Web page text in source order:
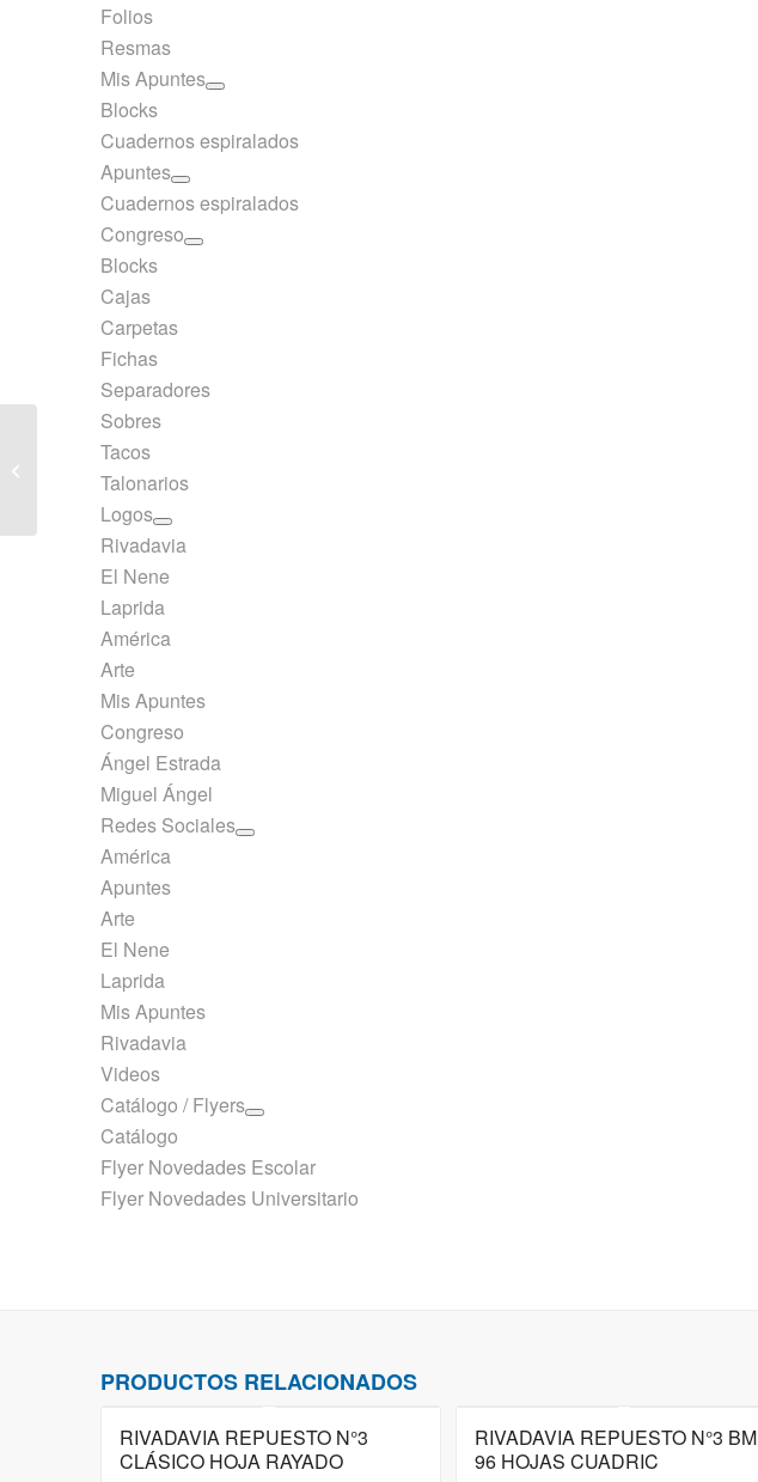
Folios
Resmas
Mis Apuntes
Blocks
Cuadernos espiralados
Apuntes
Cuadernos espiralados
Congreso
Blocks
Cajas
Carpetas
Fichas
Separadores
Sobres
Tacos
Talonarios
Logos
Rivadavia
El Nene
Laprida
América
Arte
Mis Apuntes
Congreso
Ángel Estrada
Miguel Ángel
Redes Sociales
América
Apuntes
Arte
El Nene
Laprida
Mis Apuntes
Rivadavia
Videos
Catálogo / Flyers
Catálogo
Flyer Novedades Escolar
Flyer Novedades Universitario
PRODUCTOS RELACIONADOS
RIVADAVIA REPUESTO N°3
CLÁSICO HOJA RAYADO
RIVADAVIA REPUESTO N°3 BM
96 HOJAS CUADRIC
Rivadavia Repuesto
N°3 EB Hoja Rayado